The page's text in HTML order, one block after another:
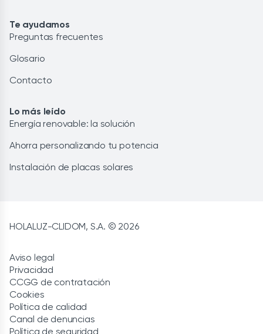
Te ayudamos
Preguntas frecuentes
Glosario
Contacto
Lo más leído
Energía renovable: la solución
Ahorra personalizando tu potencia
Instalación de placas solares
HOLALUZ-CLIDOM, S.A. © 2026
Aviso legal
Privacidad
CCGG de contratación
Cookies
Política de calidad
Canal de denuncias
Política de seguridad